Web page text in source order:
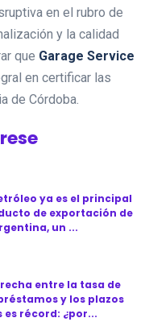
en el rubro de
y la calidad
que Garage Service
en certificar las
de Córdoba.
ya es el principal
de exportación de
un ...
entre la tasa de
y los plazos
es récord: ¿por...